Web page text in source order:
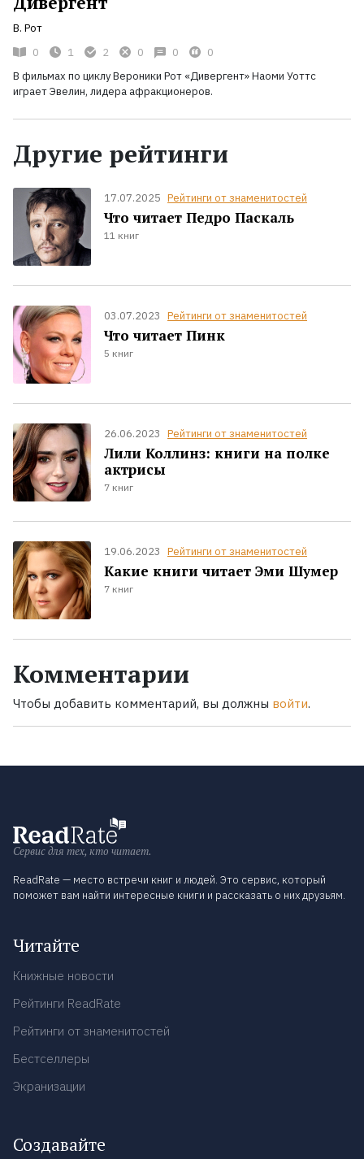
В. Рот
0
1 2 0 0
0
В фильмах по циклу Вероники Рот «Дивергент» Наоми Уоттс
играет Эвелин, лидера афракционеров.
Другие рейтинги
17.07.2025 Рейтинги от знаменитостей
Что читает Педро Паскаль
11 книг
03.07.2023 Рейтинги от знаменитостей
Что читает Пинк
5 книг
26.06.2023 Рейтинги от знаменитостей
Лили Коллинз: книги на полке
актрисы
7 книг
19.06.2023 Рейтинги от знаменитостей
Какие книги читает Эми Шумер
7 книг
Комментарии
Чтобы добавить комментарий, вы должны войти.
Сервис для тех, кто читает.
ReadRate — место встречи книг и людей. Это сервис, который
поможет вам найти интересные книги и рассказать о них друзьям.
Читайте
Книжные новости
Рейтинги ReadRate
Рейтинги от знаменитостей
Бестселлеры
Экранизации
Создавайте